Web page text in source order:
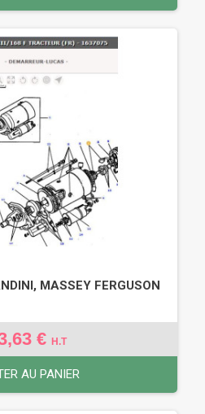
MASSEY FERGUSON
€ H.T
AU PANIER